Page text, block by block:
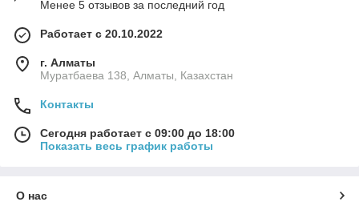
Менее 5 отзывов за последний год
Работает с 20.10.2022
г. Алматы
Муратбаева 138, Алматы, Казахстан
Контакты
Сегодня работает с 09:00 до 18:00
Показать весь график работы
О нас